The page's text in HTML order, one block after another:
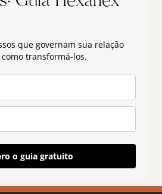
que governam sua relação
transformá-los.
o guia gratuito